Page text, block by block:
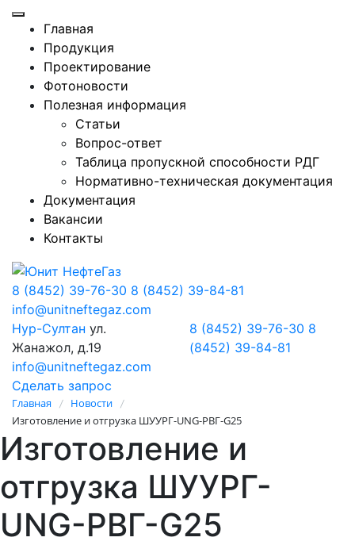
Главная
Продукция
Проектирование
Фотоновости
Полезная информация
Статьи
Вопрос-ответ
Таблица пропускной способности РДГ
Нормативно-техническая документация
Документация
Вакансии
Контакты
8 (8452) 39-76-30 8 (8452) 39-84-81
info@unitneftegaz.com
Нур-Султан ул.
Жанажол, д.19
info@unitneftegaz.com
8 (8452) 39-76-30 8
(8452) 39-84-81
Сделать запрос
Главная / Новости /
Изготовление и отгрузка ШУУРГ-UNG-РВГ-G25
Изготовление и
отгрузка ШУУРГ-
UNG-РВГ-G25